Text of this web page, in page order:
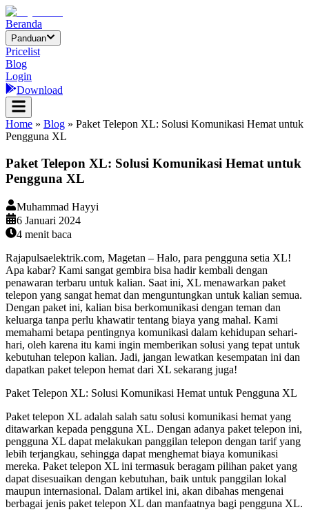
Beranda
Panduan
Pricelist
Blog
Login
Download
Home » Blog » Paket Telepon XL: Solusi Komunikasi Hemat untuk
Pengguna XL
Paket Telepon XL: Solusi Komunikasi Hemat untuk
Pengguna XL
Muhammad Hayyi
6 Januari 2024
4 menit baca
Rajapulsaelektrik.com, Magetan – Halo, para pengguna setia XL!
Apa kabar? Kami sangat gembira bisa hadir kembali dengan
penawaran terbaru untuk kalian. Saat ini, XL menawarkan paket
telepon yang sangat hemat dan menguntungkan untuk kalian semua.
Dengan paket ini, kalian bisa berkomunikasi dengan teman dan
keluarga tanpa perlu khawatir tentang biaya yang mahal. Kami
memahami betapa pentingnya komunikasi dalam kehidupan sehari-
hari, oleh karena itu kami ingin memberikan solusi yang tepat untuk
kebutuhan telepon kalian. Jadi, jangan lewatkan kesempatan ini dan
dapatkan paket telepon hemat dari XL sekarang juga!
Paket Telepon XL: Solusi Komunikasi Hemat untuk Pengguna XL
Paket telepon XL adalah salah satu solusi komunikasi hemat yang
ditawarkan kepada pengguna XL. Dengan adanya paket telepon ini,
pengguna XL dapat melakukan panggilan telepon dengan tarif yang
lebih terjangkau, sehingga dapat menghemat biaya komunikasi
mereka. Paket telepon XL ini termasuk beragam pilihan paket yang
dapat disesuaikan dengan kebutuhan, baik untuk panggilan lokal
maupun internasional. Dalam artikel ini, akan dibahas mengenai
berbagai jenis paket telepon XL dan manfaatnya bagi pengguna XL.